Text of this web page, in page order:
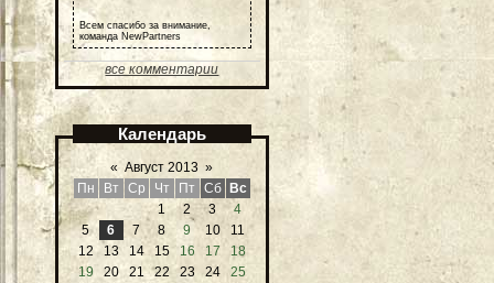
Всем спасибо за внимание,
команда NewPartners
все комментарии
Календарь
« Август 2013 »
Пн
Вт Ср Чт Пт Сб
Вс
1
2 3
4
5
6 7 8 9 10
11
12
13 14 15 16 17
18
19
20 21 22 23 24
25